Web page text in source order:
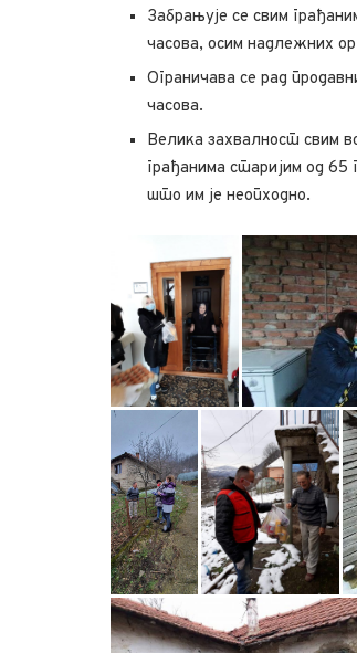
Забрањује се свим
часова, осим надлежних
Ограничава се рад
часова.
Велика захвалност свим
грађанима старијим од 65
што им је неопходно.